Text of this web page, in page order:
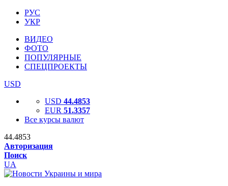
РУС
УКР
ВИДЕО
ФОТО
ПОПУЛЯРНЫЕ
СПЕЦПРОЕКТЫ
USD
USD 44.4853
EUR 51.3357
Все курсы валют
44.4853
Авторизация
Поиск
UA